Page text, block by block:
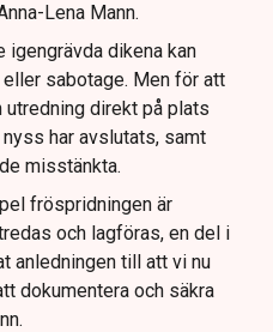
Lena Mann.
igengrävda dikena kan
sabotage. Men för att
utredning direkt på plats
har avslutats, samt
misstänkta.
fröspridningen är
och lagföras, en del i
anledningen till att vi nu
dokumentera och säkra